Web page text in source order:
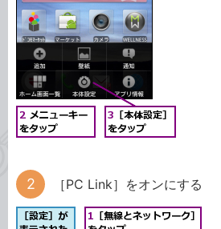
［PC Link］をオンにする